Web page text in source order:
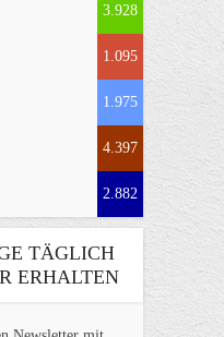
3.928
1.095
1.975
4.397
2.882
TÄGLICH
ERHALTEN